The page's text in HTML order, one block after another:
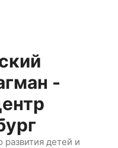
-
детей и